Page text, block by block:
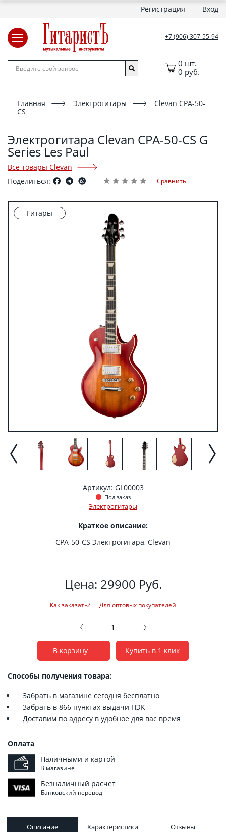
Регистрация Вход
+7 (906) 307-55-94
0 шт.
0 руб.
Главная Электрогитары
Clevan CPA-50-
CS
Электрогитара Clevan CPA-50-CS G
Series Les Paul
Все товары Clevan
Поделиться:
Сравнить
Гитары
Артикул: GL00003
Под заказ
Электрогитары
Краткое описание:
CPA-50-CS Электрогитара, Clevan
Цена: 29900 Руб.
Как заказать? Для оптовых покупателей
В корзину Купить в 1 клик
Способы получения товара:
Забрать в магазине сегодня бесплатно
Забрать в 866 пунктах выдачи ПЭК
Доставим по адресу в удобное для вас время
Оплата
Наличными и картой
В магазине
Безналичный расчет
Банковский перевод
Описание Характеристики Отзывы